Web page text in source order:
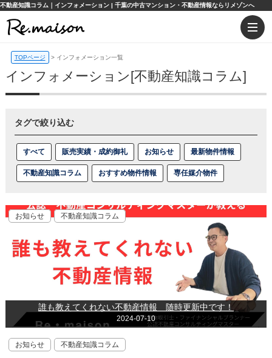
不動産知識コラム｜インフォメーション | 千葉の中古マンション・不動産情報ならリメゾンへ
TOPページ > インフォメーション一覧
インフォメーション[不動産知識コラム]
タグで絞り込む
すべて 販売実績・成約御礼 お知らせ 最新物件情報
不動産知識コラム おすすめ物件情報 専任媒介物件
お知らせ 不動産知識コラム
誰も教えてくれない不動産情報 随時更新中です！
2024-07-10
お知らせ 不動産知識コラム